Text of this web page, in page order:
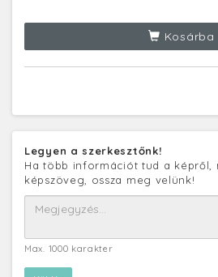
Kosárba
Legyen a szerkesztőnk!
Ha több információt tud a képről,
képszöveg, ossza meg velünk!
Max. 1000 karakter